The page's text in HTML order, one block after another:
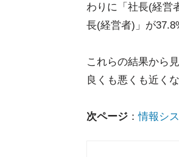
わりに「社長(経営
長(経営者)」が
これらの結果から
良くも悪くも近く
次ページ ：情報シ